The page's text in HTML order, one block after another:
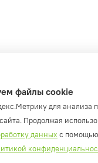
и
ПД
файлы cookie
для анализа
Продолжая
данных с